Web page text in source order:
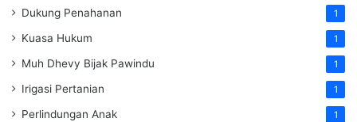
Dukung Penahanan 1
Kuasa Hukum 1
Muh Dhevy Bijak Pawindu 1
Irigasi Pertanian 1
Perlindungan Anak 1